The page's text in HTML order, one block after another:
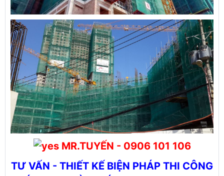
MR.TUYẾN - 0906 101 106
TƯ VẤN - THIẾT KẾ BIỆN PHÁP THI CÔNG